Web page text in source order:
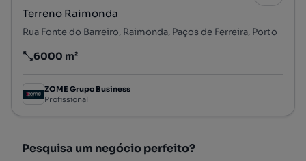
Terreno Raimonda
Rua Fonte do Barreiro, Raimonda, Paços de Ferreira, Porto
Preço por metro quadrado
6000 m²
ZOME Grupo Business
Profissional
Pesquisa um negócio perfeito?